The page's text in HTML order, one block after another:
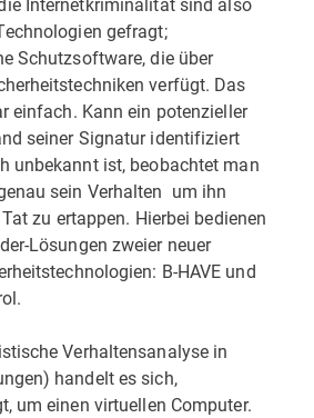
gefragt;
Schutzsoftware, die über
verfügt. Das
einfach. Kann ein potenzieller
seiner Signatur identifiziert
unbekannt ist, beobachtet man
sein Verhalten  um ihn
zu ertappen. Hierbei bedienen
Lösungen zweier neuer
B-HAVE und
Verhaltensanalyse in
handelt es sich,
um einen virtuellen Computer.